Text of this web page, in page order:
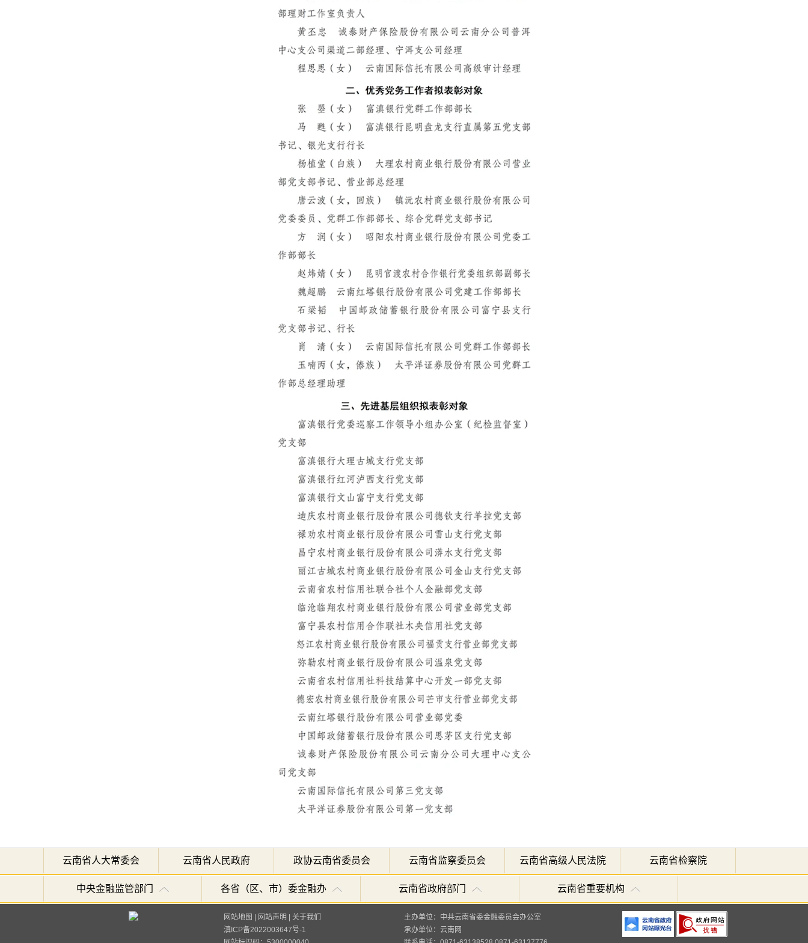
云南省人大常委会 云南省人民政府 政协云南省委员会 云南省监察委员会 云南省高级人民法院 云南省检察院
中央金融监管部门 各省（区、市）委金融办 云南省政府部门 云南省重要机构
网站地图 网站声明
关于我们
滇ICP备2022003647号-1
主办单位：中共云南省委金融委员会办公室
承办单位： 云南网